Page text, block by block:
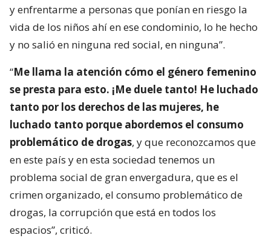
y enfrentarme a personas que ponían en riesgo la
vida de los niños ahí en ese condominio, lo he hecho
y no salió en ninguna red social, en ninguna”.
“Me llama la atención cómo el género femenino
se presta para esto. ¡Me duele tanto! He luchado
tanto por los derechos de las mujeres, he
luchado tanto porque abordemos el consumo
problemático de drogas, y que reconozcamos que
en este país y en esta sociedad tenemos un
problema social de gran envergadura, que es el
crimen organizado, el consumo problemático de
drogas, la corrupción que está en todos los
espacios”, criticó.